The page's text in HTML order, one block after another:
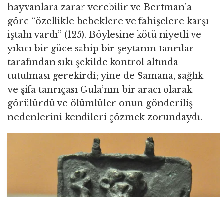
hayvanlara zarar verebilir ve Bertman’a
göre “özellikle bebeklere ve fahişelere karşı
iştahı vardı” (125). Böylesine kötü niyetli ve
yıkıcı bir güce sahip bir şeytanın tanrılar
tarafından sıkı şekilde kontrol altında
tutulması gerekirdi; yine de Samana, sağlık
ve şifa tanrıçası Gula’nın bir aracı olarak
görülürdü ve ölümlüler onun gönderiliş
nedenlerini kendileri çözmek zorundaydı.